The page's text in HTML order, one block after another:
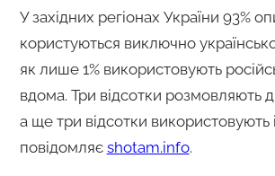
У західних регіонах України 93%
користуються виключно
як лише 1% використовують
вдома. Три відсотки розмовляють
а ще три відсотки використовують
повідомляє shotam.info.